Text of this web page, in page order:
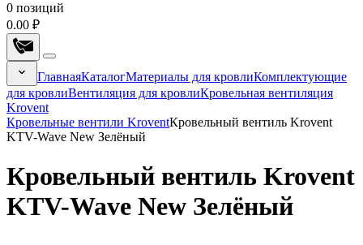
0 позиций
0.00 ₽
ГлавнаяКаталогМатериалы для кровлиКомплектующие
для кровлиВентиляция для кровлиКровельная вентиляция
Krovent
Кровельные вентили KroventКровельный вентиль Krovent
KTV-Wave New Зелёный
Кровельный вентиль Krovent
KTV-Wave New Зелёный